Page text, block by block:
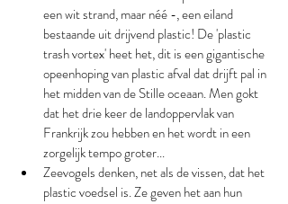
een wit strand, maar néé -, een eiland
bestaande uit drijvend plastic! De 'plastic
trash vortex' heet het, dit is een gigantische
opeenhoping van plastic afval dat drijft pal in
het midden van de Stille oceaan. Men gokt
dat het drie keer de landoppervlak van
Frankrijk zou hebben en het wordt in een
zorgelijk tempo groter...
Zeevogels denken, net als de vissen, dat het
plastic voedsel is. Ze geven het aan hun